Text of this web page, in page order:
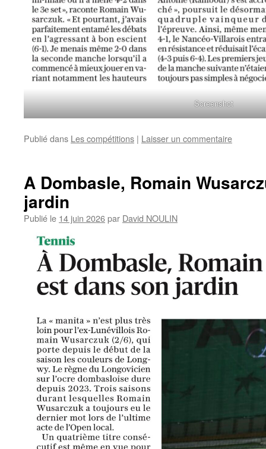
Screenshot
Publié dans Les compétitions | Laisser un commentaire
A Dombasle, Romain
jardin
Publié le 14 juin 2026par David NOULIN